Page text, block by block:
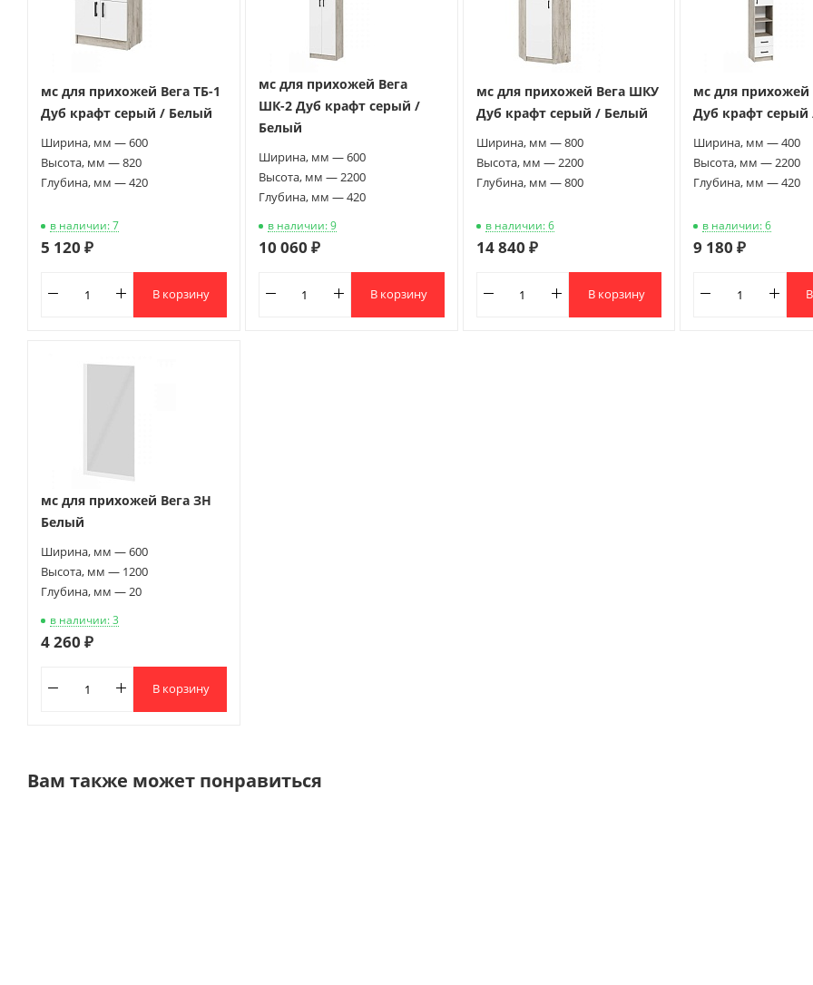
мс для прихожей Вега ТБ-1
Дуб крафт серый / Белый
Ширина, мм — 600
Высота, мм — 820
Глубина, мм — 420
в наличии: 7
5 120 ₽
В корзину
мс для прихожей Вега
ШК-2 Дуб крафт серый /
Белый
Ширина, мм — 600
Высота, мм — 2200
Глубина, мм — 420
в наличии: 9
10 060 ₽
В корзину
мс для прихожей Вега ШКУ
Дуб крафт серый / Белый
Ширина, мм — 800
Высота, мм — 2200
Глубина, мм — 800
в наличии: 6
14 840 ₽
В корзину
мс для
Дуб крафт
Ширина, мм — 400
Высота, мм — 2200
Глубина, мм — 420
в наличии: 6
9 180 ₽
мс для прихожей Вега ЗН
Белый
Ширина, мм — 600
Высота, мм — 1200
Глубина, мм — 20
в наличии: 3
4 260 ₽
В корзину
Вам также может понравиться